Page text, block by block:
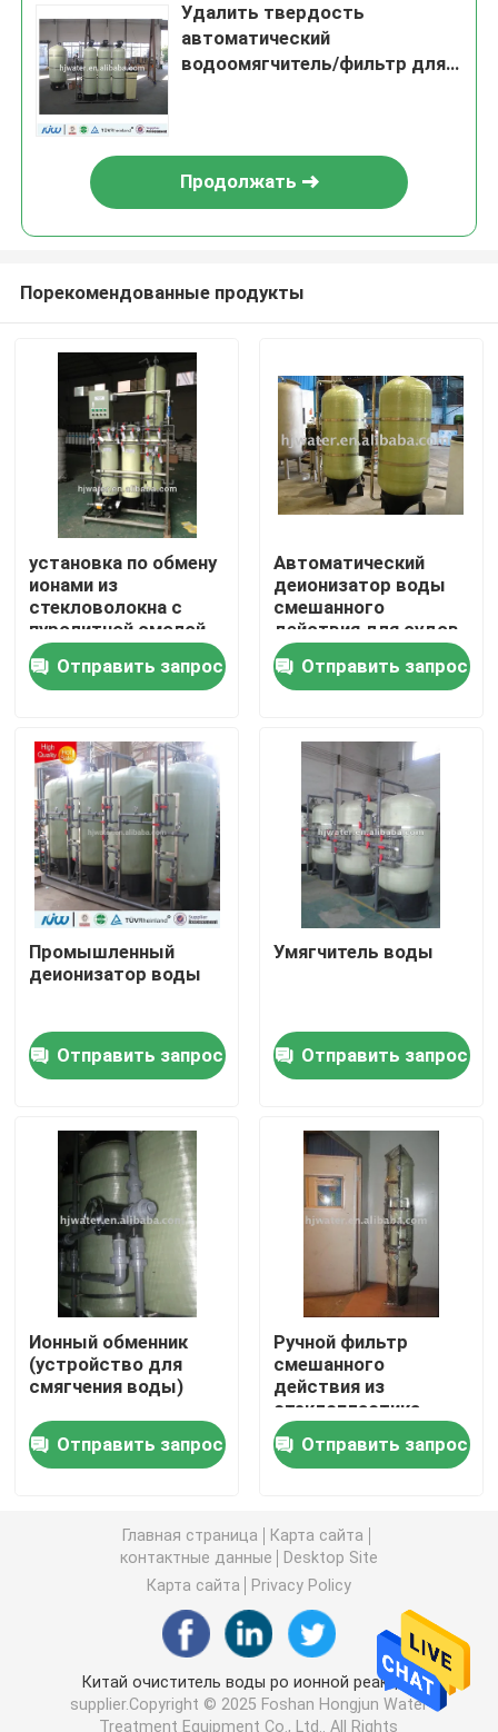
Дом
Продукты
Путешествие фабрики
Проверка качества
Свяжитесь мы
Случаи
промышленное оборудование очистки воды
Оборудование очистки воды обратного осмоза
ultrapure система очищения воды
Промышленные системы очищения питьевой воды
Мобильный завод очистки воды
Пакет водоочистной станции
Водоочистка фильтров мультимедиа
Водоросль ЭДИ
Удалить твердость
автоматический
водоомягчитель/фильтр для
Продолжать
Порекомендованные продукты
установка по обмену
ионами из
стекловолокна с
пуролитной смолой
Отправить запрос
Автоматический
деионизатор воды
смешанного
действия для судов
HJ10
Отправить запрос
Промышленный
деионизатор воды
Отправить запрос
Умягчитель воды
Отправить запрос
Ионный обменник
(устройство для
смягчения воды)
Отправить запрос
Ручной фильтр
смешанного
действия из
стеклопластика
DN300 мм
Отправить запрос
Главная страница
Карта сайта
контактные данные
Desktop Site
Карта сайта
Privacy Policy
Китай очиститель воды ро ионной реакции
supplier.Copyright © 2025 Foshan Hongjun Water
Treatment Equipment Co., Ltd.. All Rights